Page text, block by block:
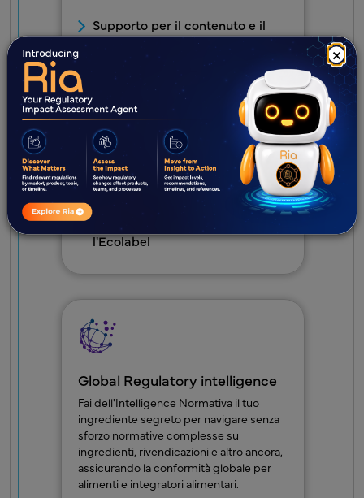
×
Supporto per il contenuto e il
design del logo di riciclo per
alimenti e integratori
Affronta la conformità a EPR,
PCR, PPWR e SUP con
sicurezza!
Servizi per il Regolamento UE
sulla Deforestazione
Supporto normativo per
l'Ecolabel
Global Regulatory intelligence
Fai dell'Intelligence Normativa il tuo
ingrediente segreto per navigare senza
sforzo normative complesse su
ingredienti, rivendicazioni e altro ancora,
assicurando la conformità globale per
alimenti e integratori alimentari.